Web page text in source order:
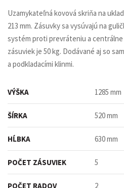
Uzamykateľná kovová skriňa na
213 mm. Zásuvky sa vysúvajú na
systém proti prevráteniu a
zásuviek je 50 kg. Dodávané aj so
a podkladacími klinmi.
VÝŠKA 1285 mm
ŠÍRKA 520 mm
HĹBKA 630 mm
POČET ZÁSUVIEK 5
POČET RADOV 2